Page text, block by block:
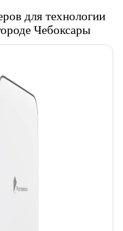
для технологии
Чебоксары